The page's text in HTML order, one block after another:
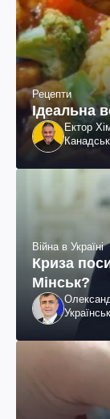
Рецепти
Ідеальна
Ектор
Війна в Україні
Криза
Мінськ?